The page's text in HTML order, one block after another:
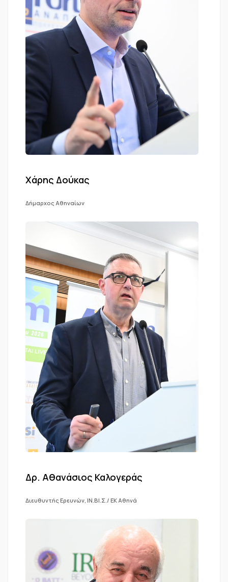
Χάρης Δούκας
Δήμαρχος Αθηναίων
Δρ. Αθανάσιος Καλογεράς
Διευθυντής Ερευνών, ΙΝ.ΒΙ.Σ./ ΕΚ Αθηνά